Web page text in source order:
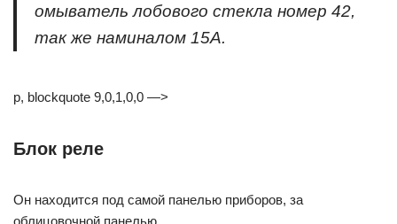
омыватель лобового стекла номер 42,
так же наминалом 15А.
p, blockquote 9,0,1,0,0 —>
Блок реле
Он находится под самой панелью приборов, за
облицовочной панелью.